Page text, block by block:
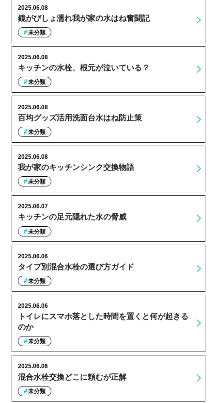
鏡がびしょ濡れ我が家の水はね奮闘記
2025.06.08
未分類
キッチンの水栓、根元が泣いている？
2025.06.08
未分類
百均グッズ活用洗面台水はね防止策
2025.06.08
未分類
我が家のキッチンシンク交換物語
2025.06.08
未分類
キッチンの足元隠れた水の脅威
2025.06.07
未分類
タイプ別混合水栓の選び方ガイド
2025.06.06
未分類
トイレにスマホ落とした時間を置くと何が起きる
のか
2025.06.06
未分類
混合水栓交換どこに頼むが正解
2025.06.06
未分類